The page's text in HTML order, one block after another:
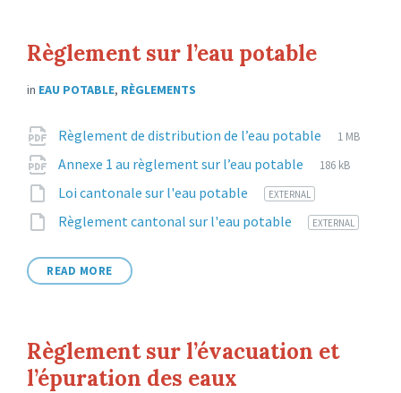
Règlement sur l’eau potable
in EAU POTABLE, RÈGLEMENTS
Attachments
Règlement de distribution de l’eau potable
File
pdf
File
1 MB
Annexe 1 au règlement sur l’eau potable
File
pdf
File
186 kB
Loi cantonale sur l'eau potable
File
1EXTERNAL
Règlement cantonal sur l'eau potable
File
11EXTERNAL
READ MORE
Règlement sur l’évacuation et
l’épuration des eaux